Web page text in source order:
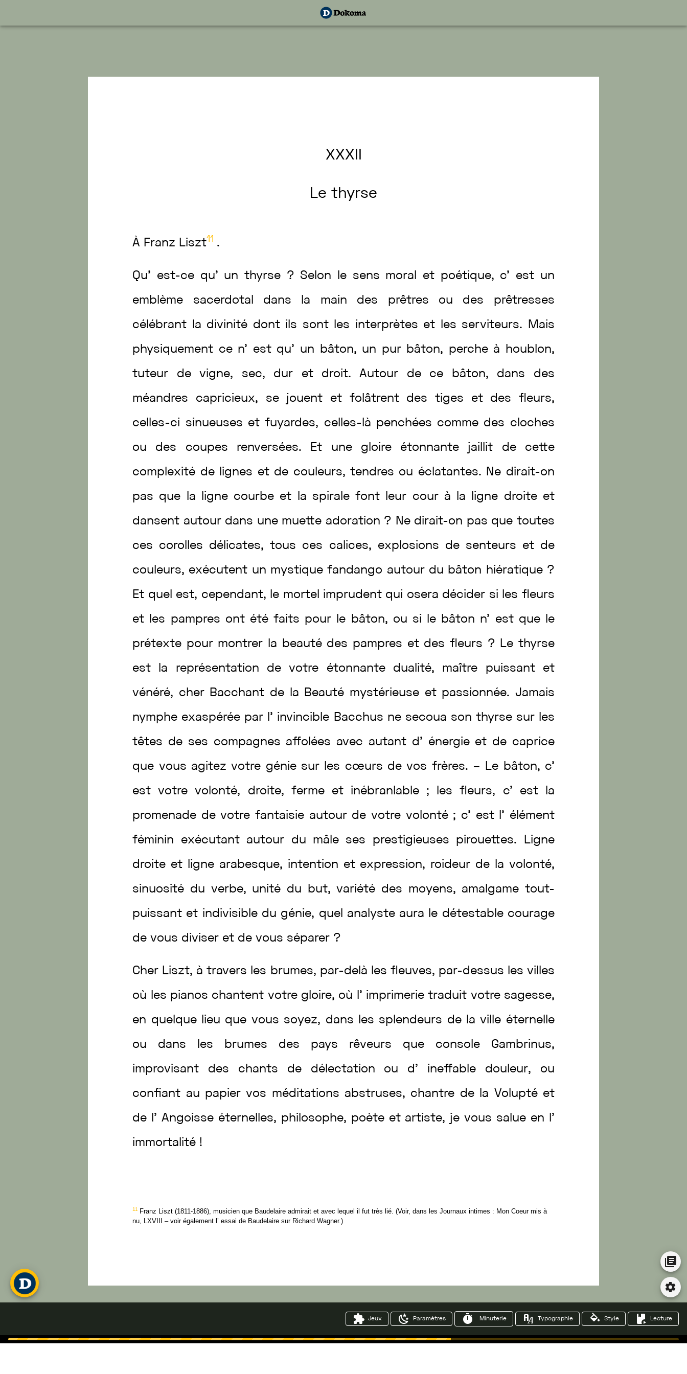
XXXII
Le thyrse
À Franz Liszt11 .
Qu’ est-ce qu’ un thyrse ? Selon le sens moral et poétique, c’ est un
emblème sacerdotal dans la main des prêtres ou des prêtresses
célébrant la divinité dont ils sont les interprètes et les serviteurs. Mais
physiquement ce n’ est qu’ un bâton, un pur bâton, perche à houblon,
tuteur devigne, sec, dur et droit.Autour de ce bâton, dans des
méandres capricieux, se jouent et folâtrent des tiges et des fleurs,
celles-ci sinueuses etfuyardes, celles-là penchées comme des cloches
ou des coupes renversées. Et une gloire étonnante jaillit de cette
complexité de lignes et de couleurs, tendres ou éclatantes. Ne dirait-on
pas que la ligne courbe et la spiralefont leur cour à la ligne droite et
dansent autour dans une muette adoration ? Ne dirait-on pas que toutes
ces corolles délicates,tous ces calices, explosions de senteurs et de
couleurs, exécutent un mystiquefandango autour du bâton hiératique ?
Et quel est, cependant, le mortel imprudent qui osera décider si les fleurs
et les pampres ont étéfaits pour le bâton, ou si le bâton n’ est que le
prétexte pour montrer la beauté des pampres et des fleurs ? Le thyrse
est la représentation devotre étonnante dualité, maître puissant et
vénéré, cher Bacchant de la Beauté mystérieuse et passionnée. Jamais
nymphe exaspérée par l’ invincible Bacchus ne secoua son thyrse sur les
têtes de ses compagnes affolées avec autant d’ énergie et de caprice
que vous agitezvotre génie sur les cœurs devos frères. – Le bâton, c’
estvotrevolonté, droite, ferme et inébranlable ; lesfleurs, c’ est la
promenade devotrefantaisie autour devotre volonté ; c’ est l’ élément
féminin exécutant autour du mâle ses prestigieuses pirouettes. Ligne
droite et ligne arabesque, intention et expression, roideur de la volonté,
sinuosité du verbe, unité du but,variété des moyens, amalgame tout-
puissant et indivisible du génie, quel analyste aura le détestable courage
devous diviser et devous séparer ?
Cher Liszt, àtravers les brumes, par-delà les fleuves, par-dessus les villes
où les pianos chantent votre gloire, où l’ imprimerietraduit votre sagesse,
en quelque lieu que vous soyez, dans les splendeurs de laville éternelle
ou dans les brumes des pays rêveurs que console Gambrinus,
improvisant des chants de délectation ou d’ ineffable douleur, ou
confiant au papiervos méditations abstruses, chantre de la Volupté et
de l’ Angoisse éternelles, philosophe, poète et artiste, jevous salue en l’
immortalité !
11 Franz Liszt(1811-1886) ,musicienque Baudelaireadmiraitetaveclequelilfuttrèslié .(Voir,danslesJournauxintimes : MonCoeurmisà
nu LXVIII–voirégalementl’essaide Baudelairesur RichardWagner.)
Jeux Paramètres Minuterie Typographie Style Lecture